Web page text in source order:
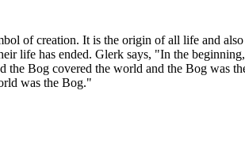
of creation. It is the origin of all life and
life has ended. Glerk says, "In the
the Bog covered the world and the Bog was
was the Bog."